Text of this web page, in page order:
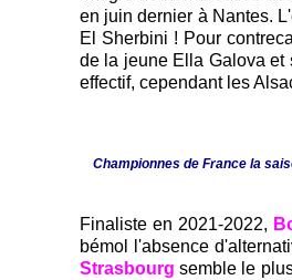
en juin dernier à Nantes.
El Sherbini ! Pour
de la jeune Ella Galova et
effectif, cependant les
Championnes de France la
Finaliste en 2021-2022,
bémol l'absence
Strasbourg semble le